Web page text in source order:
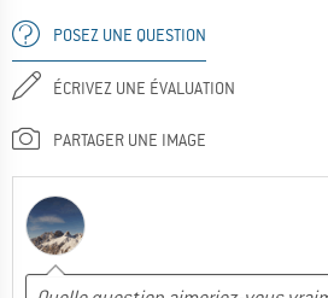
POSEZ UNE QUESTION
ÉCRIVEZ UNE ÉVALUATION
PARTAGER UNE IMAGE